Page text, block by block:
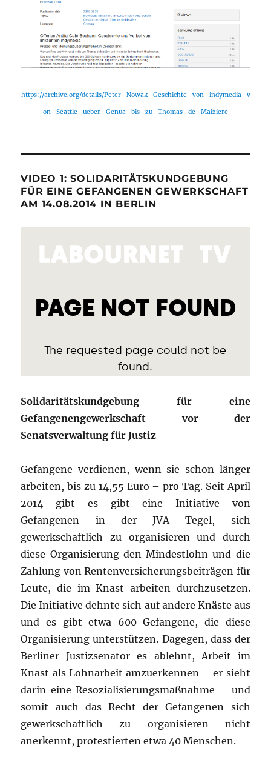
https://archive.org/details/Peter_Nowak_Geschichte_von_indymedia_v
on_Seattle_ueber_Genua_bis_zu_Thomas_de_Maiziere
VIDEO 1: SOLIDARITÄTSKUNDGEBUNG
FÜR EINE GEFANGENEN GEWERKSCHAFT
AM 14.08.2014 IN BERLIN
Solidaritätskundgebung für eine
Gefangenengewerkschaft vor der
Senatsverwaltung für Justiz
Gefangene verdienen, wenn sie schon länger
arbeiten, bis zu 14,55 Euro – pro Tag. Seit April
2014 gibt es gibt eine Initiative von
Gefangenen in der JVA Tegel, sich
gewerkschaftlich zu organisieren und durch
diese Organisierung den Mindestlohn und die
Zahlung von Rentenversicherungsbeiträgen für
Leute, die im Knast arbeiten durchzusetzen.
Die Initiative dehnte sich auf andere Knäste aus
und es gibt etwa 600 Gefangene, die diese
Organisierung unterstützen. Dagegen, dass der
Berliner Justizsenator es ablehnt, Arbeit im
Knast als Lohnarbeit amzuerkennen – er sieht
darin eine Resozialisierungsmaßnahme – und
somit auch das Recht der Gefangenen sich
gewerkschaftlich zu organisieren nicht
anerkennt, protestierten etwa 40 Menschen.